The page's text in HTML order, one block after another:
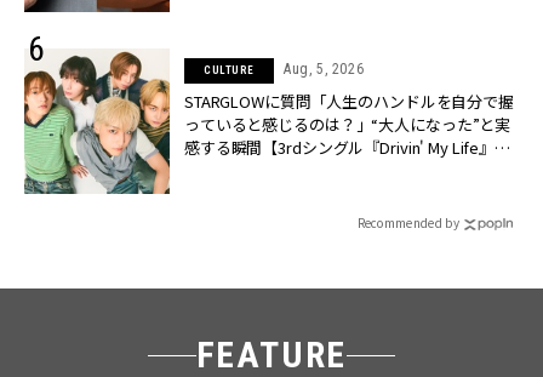
CULTURE Aug, 5, 2026
STARGLOWに質問「人生のハンドルを自分で握
っていると感じるのは？」“大️人になった”と実
感する瞬間【3rdシングル『Drivin' My Life』発
Recommended by
FEATURE